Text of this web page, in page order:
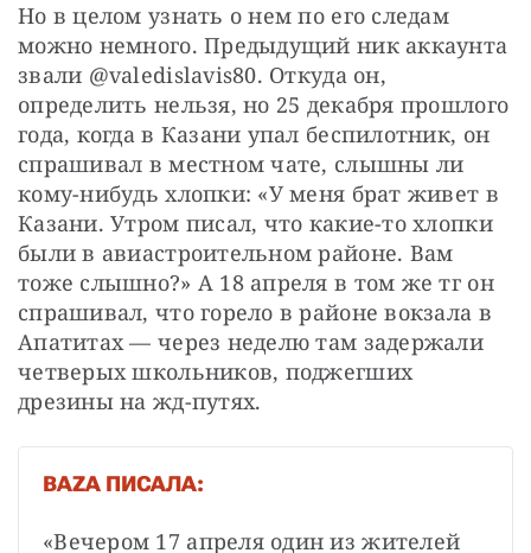
Но в целом узнать о нем по его следам
можно немного. Предыдущий ник аккаунта
звали @valedislavis80. Откуда он,
определить нельзя, но 25 декабря прошлого
года, когда в Казани упал беспилотник, он
спрашивал в местном чате, слышны ли
кому-нибудь хлопки: «У меня брат живет в
Казани. Утром писал, что какие-то хлопки
были в авиастроительном районе. Вам
тоже слышно?» А 18 апреля в том же тг он
спрашивал, что горело в районе вокзала в
Апатитах — через неделю там задержали
четверых школьников, поджегших
дрезины на жд-путях.
BAZA ПИСАЛА:
«Вечером 17 апреля один из жителей